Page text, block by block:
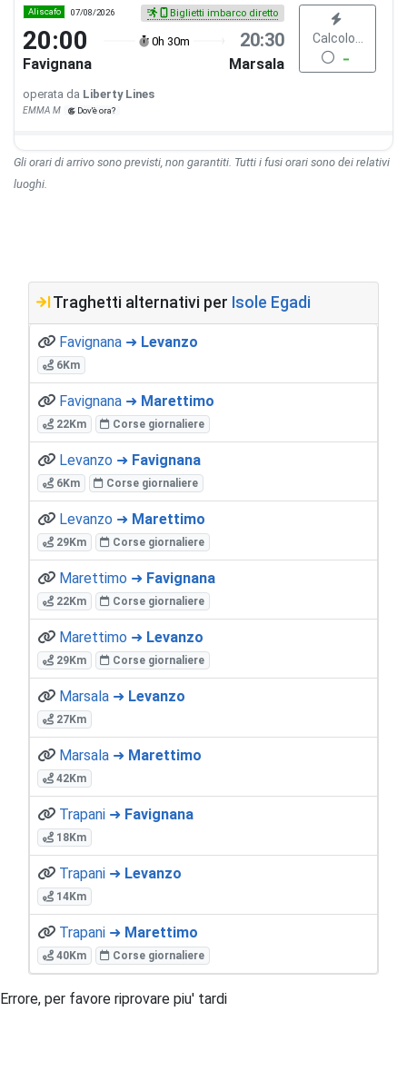
Aliscafo 07/08/2026 Biglietti imbarco diretto
20:00 0h 30m 20:30
Favignana Marsala
Calcolo...
operata da Liberty Lines
EMMA M Dov'è ora?
Gli orari di arrivo sono previsti, non garantiti. Tutti i fusi orari sono dei relativi
luoghi.
Traghetti alternativi per Isole Egadi
Favignana ➜ Levanzo
6Km
Favignana ➜ Marettimo
22Km Corse giornaliere
Levanzo ➜ Favignana
6Km Corse giornaliere
Levanzo ➜ Marettimo
29Km Corse giornaliere
Marettimo ➜ Favignana
22Km Corse giornaliere
Marettimo ➜ Levanzo
29Km Corse giornaliere
Marsala ➜ Levanzo
27Km
Marsala ➜ Marettimo
42Km
Trapani ➜ Favignana
18Km
Trapani ➜ Levanzo
14Km
Trapani ➜ Marettimo
40Km Corse giornaliere
Errore, per favore riprovare piu' tardi